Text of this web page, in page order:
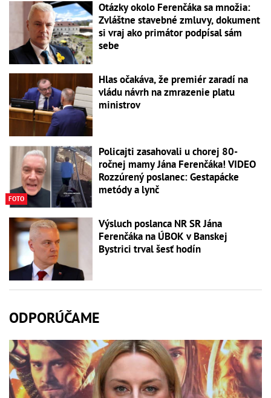
Otázky okolo Ferenčáka sa množia:
Zvláštne stavebné zmluvy, dokument
si vraj ako primátor podpísal sám
sebe
Hlas očakáva, že premiér zaradí na
vládu návrh na zmrazenie platu
ministrov
FOTO
Policajti zasahovali u chorej 80-
ročnej mamy Jána Ferenčáka! VIDEO
Rozzúrený poslanec: Gestapácke
metódy a lynč
Výsluch poslanca NR SR Jána
Ferenčáka na ÚBOK v Banskej
Bystrici trval šesť hodín
ODPORÚČAME